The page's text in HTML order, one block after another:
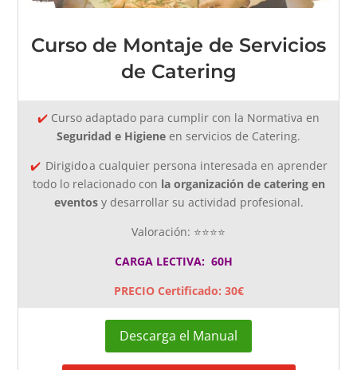
Curso de Montaje de Servicios
de Catering
✔️ Curso adaptado para cumplir con la Normativa en
Seguridad e Higiene en servicios de Catering.
✔️ Dirigido a cualquier persona interesada en aprender
todo lo relacionado con la organización de catering en
eventosy desarrollar su actividad profesional.
Valoración: ⭐⭐⭐⭐
CARGA LECTIVA: 60H
PRECIO Certificado: 30€
Descarga el Manual